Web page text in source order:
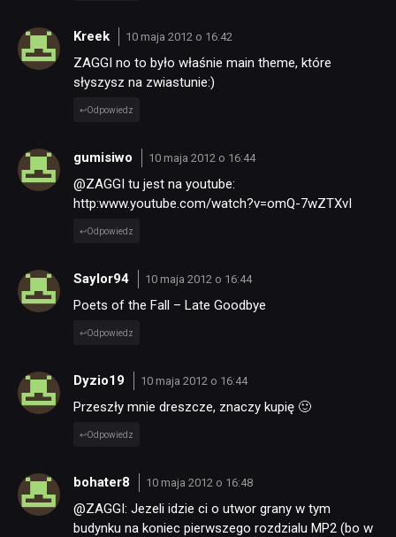
Kreek 10 maja 2012 o 16:42
ZAGGI no to było właśnie main theme, które
słyszysz na zwiastunie:)
Odpowiedz
gumisiwo 10 maja 2012 o 16:44
@ZAGGI tu jest na youtube:
http:www.youtube.com/watch?v=omQ-7wZTXvI
Odpowiedz
Saylor94 10 maja 2012 o 16:44
Poets of the Fall – Late Goodbye
Odpowiedz
Dyzio19 10 maja 2012 o 16:44
Przeszły mnie dreszcze, znaczy kupię 🙂
Odpowiedz
bohater8 10 maja 2012 o 16:48
@ZAGGI: Jezeli idzie ci o utwor grany w tym
budynku na koniec pierwszego rozdzialu MP2 (bo w